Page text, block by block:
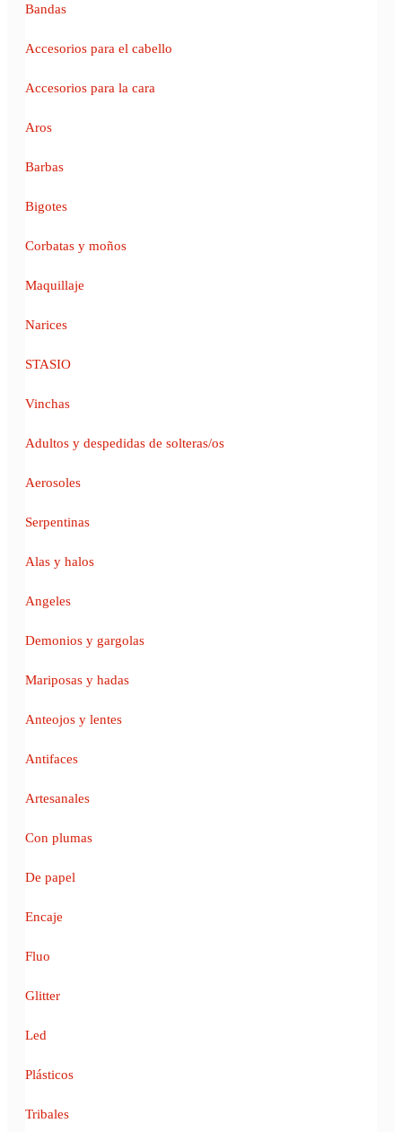
Bandas
Accesorios para el cabello
Accesorios para la cara
Aros
Barbas
Bigotes
Corbatas y moños
Maquillaje
Narices
STASIO
Vinchas
Adultos y despedidas de solteras/os
Aerosoles
Serpentinas
Alas y halos
Angeles
Demonios y gargolas
Mariposas y hadas
Anteojos y lentes
Antifaces
Artesanales
Con plumas
De papel
Encaje
Fluo
Glitter
Led
Plásticos
Tribales